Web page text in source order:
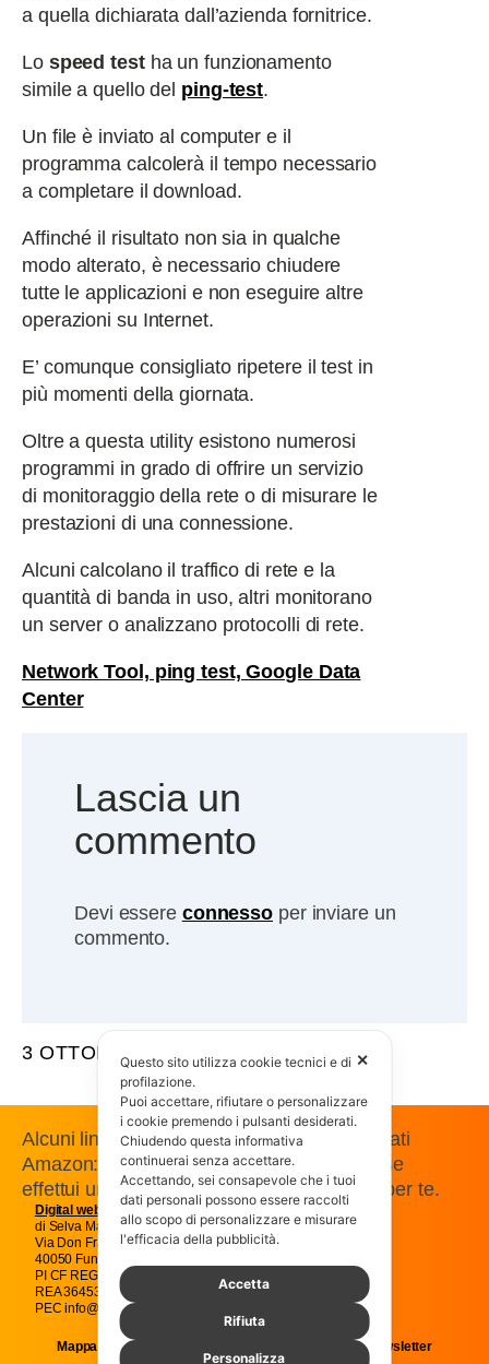
a quella dichiarata dall’azienda fornitrice.
Lo speed test ha un funzionamento
simile a quello del ping-test.
Un file è inviato al computer e il
programma calcolerà il tempo necessario
a completare il download.
Affinché il risultato non sia in qualche
modo alterato, è necessario chiudere
tutte le applicazioni e non eseguire altre
operazioni su Internet.
E’ comunque consigliato ripetere il test in
più momenti della giornata.
Oltre a questa utility esistono numerosi
programmi in grado di offrire un servizio
di monitoraggio della rete o di misurare le
prestazioni di una connessione.
Alcuni calcolano il traffico di rete e la
quantità di banda in uso, altri monitorano
un server o analizzano protocolli di rete.
Network Tool, ping test, Google Data
Center
Lascia un
commento
Devi essere connesso per inviare un
commento.
3 OTTOBRE 2009
Alcuni link presenti in questo sito sono affiliati
Amazon: guadagniamo una commissione se
effettui un acquisto, senza costi aggiuntivi per te.
Digital web
Magic snc
di Selva Massimo e C.
Via Don Francesco Pasti 22
40050 Funo Argelato Bologna
PI CF REG IMP BO01707541205
REA 364538
PEC info@magicpec.it
Mappa del sito Newsletter
✕
Questo sito utilizza cookie tecnici e di
profilazione.
Puoi accettare, rifiutare o personalizzare
i cookie premendo i pulsanti desiderati.
Chiudendo questa informativa
continuerai senza accettare.
Accettando, sei consapevole che i tuoi
dati personali possono essere raccolti
allo scopo di personalizzare e misurare
l'efficacia della pubblicità.
Accetta
Rifiuta
Personalizza